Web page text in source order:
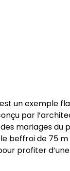
est un
par
mariages
beffroi de
profiter